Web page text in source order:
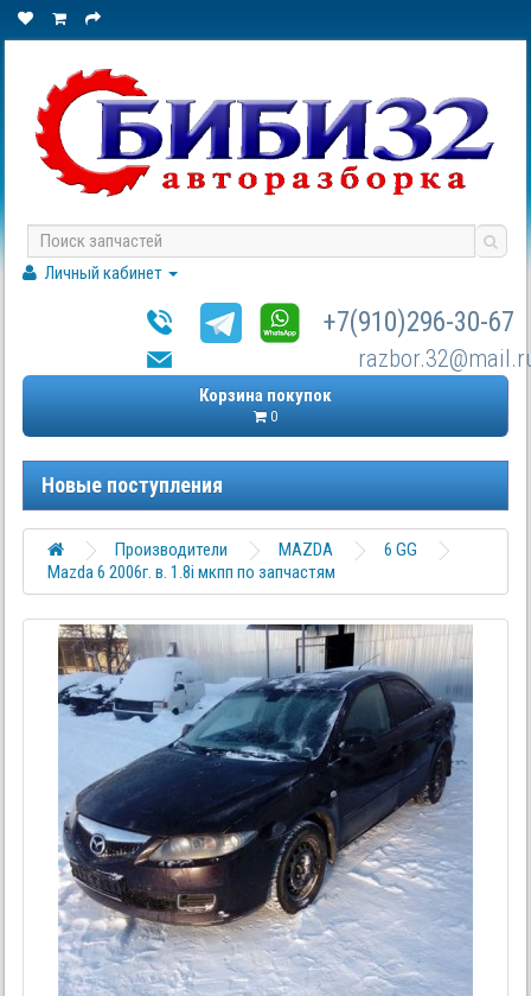
Личный кабинет
+7(910)296-30-67
Корзина покупок
0
Новые поступления
Производители MAZDA
6 GG
Mazda 6 2006г. в. 1.8i мкпп по запчастям